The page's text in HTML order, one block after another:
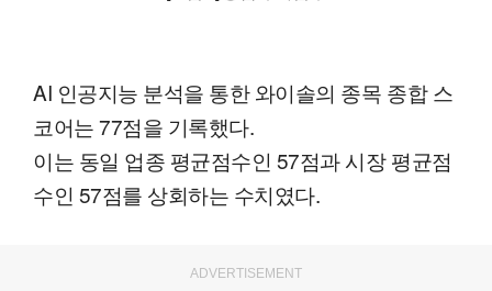
AI 인공지능 분석을 통한 와이솔의 종목 종합 스
코어는 77점을 기록했다.
이는 동일 업종 평균점수인 57점과 시장 평균점
수인 57점를 상회하는 수치였다.
ADVERTISEMENT